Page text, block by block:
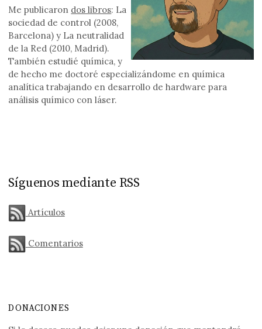
Me publicaron dos libros: La
sociedad de control (2008,
Barcelona) y La neutralidad
de la Red (2010, Madrid).
También estudié química, y
de hecho me doctoré especializándome en química
analítica trabajando en desarrollo de hardware para
análisis químico con láser.
Síguenos mediante RSS
Artículos
Comentarios
DONACIONES